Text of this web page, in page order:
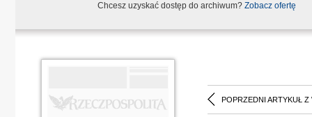
Chcesz uzyskać dostęp do archiwum? Zobacz ofertę
POPRZEDNI ARTYKUŁ Z